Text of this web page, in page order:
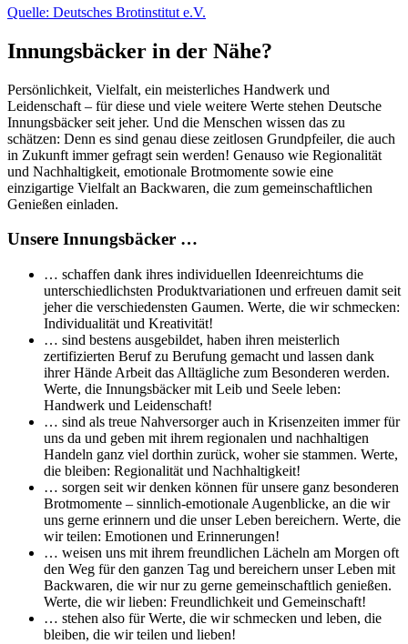
Quelle: Deutsches Brotinstitut e.V.
Innungsbäcker in der Nähe?
Persönlichkeit, Vielfalt, ein meisterliches Handwerk und
Leidenschaft – für diese und viele weitere Werte stehen Deutsche
Innungsbäcker seit jeher. Und die Menschen wissen das zu
schätzen: Denn es sind genau diese zeitlosen Grundpfeiler, die auch
in Zukunft immer gefragt sein werden! Genauso wie Regionalität
und Nachhaltigkeit, emotionale Brotmomente sowie eine
einzigartige Vielfalt an Backwaren, die zum gemeinschaftlichen
Genießen einladen.
Unsere Innungsbäcker …
… schaffen dank ihres individuellen Ideenreichtums die
unterschiedlichsten Produktvariationen und erfreuen damit seit
jeher die verschiedensten Gaumen. Werte, die wir schmecken:
Individualität und Kreativität!
… sind bestens ausgebildet, haben ihren meisterlich
zertifizierten Beruf zu Berufung gemacht und lassen dank
ihrer Hände Arbeit das Alltägliche zum Besonderen werden.
Werte, die Innungsbäcker mit Leib und Seele leben:
Handwerk und Leidenschaft!
… sind als treue Nahversorger auch in Krisenzeiten immer für
uns da und geben mit ihrem regionalen und nachhaltigen
Handeln ganz viel dorthin zurück, woher sie stammen. Werte,
die bleiben: Regionalität und Nachhaltigkeit!
… sorgen seit wir denken können für unsere ganz besonderen
Brotmomente – sinnlich-emotionale Augenblicke, an die wir
uns gerne erinnern und die unser Leben bereichern. Werte, die
wir teilen: Emotionen und Erinnerungen!
… weisen uns mit ihrem freundlichen Lächeln am Morgen oft
den Weg für den ganzen Tag und bereichern unser Leben mit
Backwaren, die wir nur zu gerne gemeinschaftlich genießen.
Werte, die wir lieben: Freundlichkeit und Gemeinschaft!
… stehen also für Werte, die wir schmecken und leben, die
bleiben, die wir teilen und lieben!